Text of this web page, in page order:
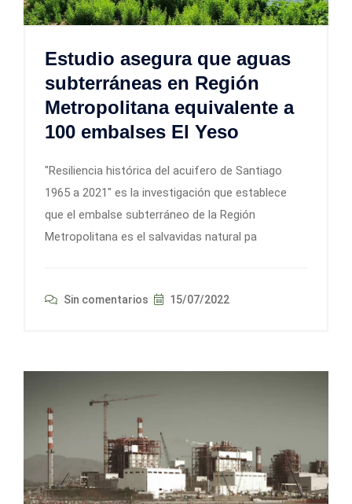
Estudio asegura que aguas
subterráneas en Región
Metropolitana equivalente a
100 embalses El Yeso
"Resiliencia histórica del acuifero de Santiago
1965 a 2021" es la investigación que establece
que el embalse subterráneo de la Región
Metropolitana es el salvavidas natural pa
Sin comentarios 15/07/2022